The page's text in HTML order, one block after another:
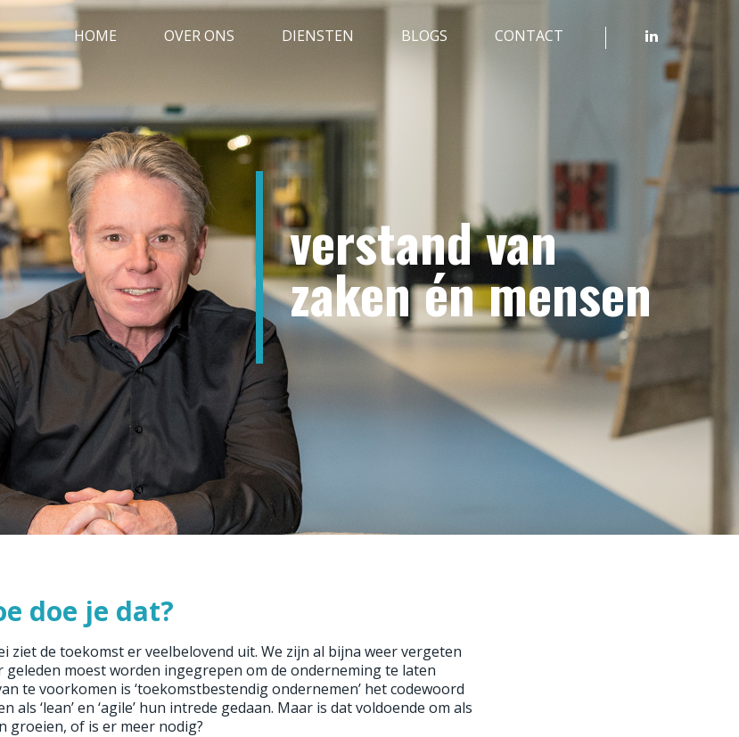
HOME OVER ONS DIENSTEN BLOGS CONTACT
verstand van
zaken én mensen
doe je dat?
ziet de toekomst er veelbelovend uit. We zijn al bijna weer vergeten
moest worden ingegrepen om de onderneming te laten
te voorkomen is ‘toekomstbestendig ondernemen’ het codewoord
‘lean’ en ‘agile’ hun intrede gedaan. Maar is dat voldoende om als
groeien, of is er meer nodig?